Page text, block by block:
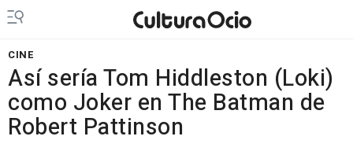
CINE
Así sería Tom Hiddleston (Loki)
como Joker en The Batman de
Robert Pattinson